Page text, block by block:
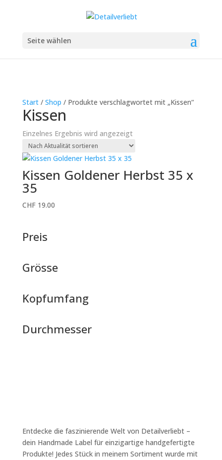
Seite wählen
Start/ Shop / Produkte verschlagwortet mit „Kissen“
Kissen
Einzelnes Ergebnis wird angezeigt
Kissen Goldener Herbst 35 x
35
CHF19.00
Preis
Grösse
Kopfumfang
Durchmesser
Entdecke die faszinierende Welt von Detailverliebt –
dein Handmade Label für einzigartige handgefertigte
Produkte! Jedes Stück in meinem Sortiment wurde mit